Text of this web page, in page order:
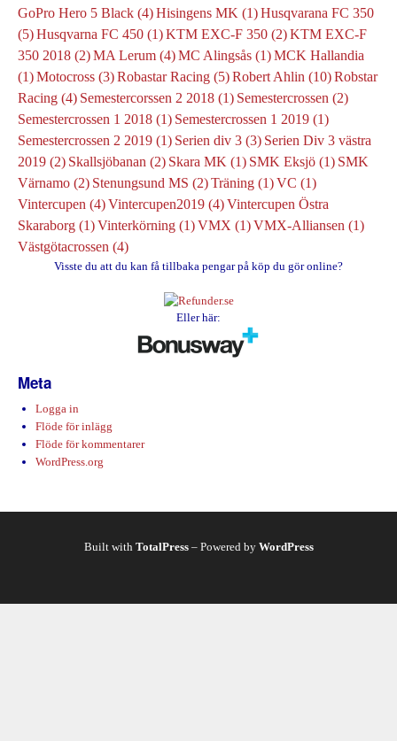
GoPro Hero 5 Black (4)Hisingens MK (1)Husqvarana FC 350
(5)Husqvarna FC 450 (1)KTM EXC-F 350 (2)KTM EXC-F
350 2018 (2)MA Lerum (4)MC Alingsås (1)MCK Hallandia
(1)Motocross (3)Robastar Racing (5)Robert Ahlin (10)Robstar
Racing (4) Semestercorssen 2 2018 (1) Semestercrossen (2)
Semestercrossen 1 2018 (1) Semestercrossen 1 2019 (1)
Semestercrossen 2 2019 (1) Serien div 3 (3) Serien Div 3 västra
2019 (2) Skallsjöbanan (2) Skara MK (1) SMK Eksjö (1) SMK
Värnamo (2) Stenungsund MS (2)Träning (1)VC (1)
Vintercupen (4)Vintercupen2019 (4)Vintercupen Östra
Skaraborg (1)Vinterkörning (1)VMX (1)VMX-Alliansen (1)
Västgötacrossen (4)
Visste du att du kan få tillbaka pengar på köp du gör online?
Eller här:
Meta
Logga in
Flöde för inlägg
Flöde för kommentarer
WordPress.org
Built with TotalPress– Powered by WordPress